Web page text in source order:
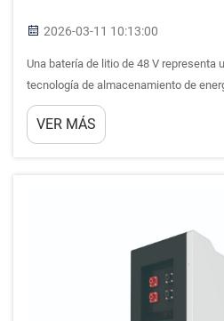
2026-03-11 10:13:00
Una batería de litio de 48 V representa
tecnología de almacenamiento de
perfecto entre potencia de salida,
numerosas aplicaciones. Comprender
VER MÁS